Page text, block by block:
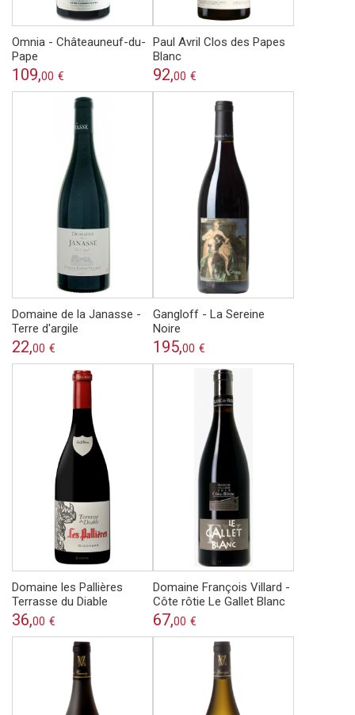
Omnia - Châteauneuf-du-
Pape
109,00 €
Paul Avril Clos des Papes
Blanc
92,00 €
Domaine de la Janasse -
Terre d'argile
22,00 €
Gangloff - La Sereine
Noire
195,00 €
Domaine les Pallières
Terrasse du Diable
36,00 €
Domaine François Villard -
Côte rôtie Le Gallet Blanc
67,00 €